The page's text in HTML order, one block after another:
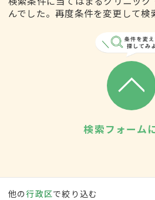
んでした。再度条件を変更して検
検索フォーム
他の行政区で絞り込む